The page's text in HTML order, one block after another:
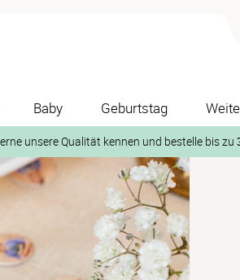
Baby Geburtstag
unsere Qualität kennen und bestelle bis zu
Und so geht‘s:
1. Wähle bis zu 3 Kartendesigns
Musterkarte“
auf der jeweiligen Produktseite